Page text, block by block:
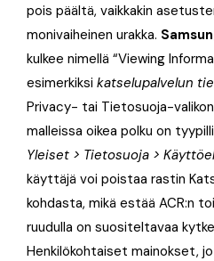
pois päältä, vaikkakin
monivaiheinen urakka.
kulkee nimellä “Viewing
esimerkiksi katselupalvelun
Privacy- tai Tietosuoja-
malleissa oikea polku on
Yleiset > Tietosuoja >
käyttäjä voi poistaa rastin
kohdasta, mikä estää ACR:n
ruudulla on suositeltavaa
Henkilökohtaiset mainokset,